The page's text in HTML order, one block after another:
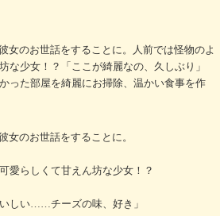
女のお世話をすることに。人前では怪物のよ
少女！？「ここが綺麗なの、久しぶり」
った部屋を綺麗にお掃除、温かい食事を作
女のお世話をすることに。
愛らしくて甘えん坊な少女！？
しい……チーズの味、好き」